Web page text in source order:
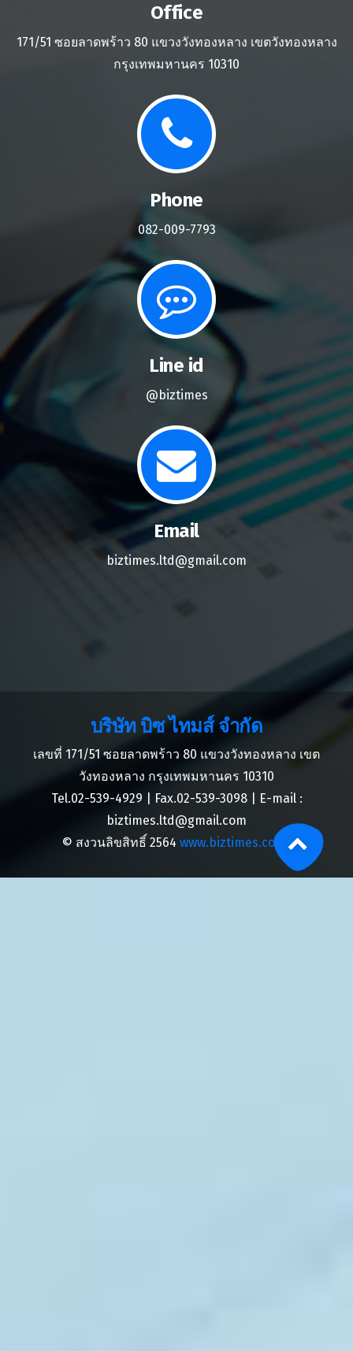
Office
171/51 ซอยลาดพร้าว 80 แขวงวังทองหลาง เขตวังทองหลาง
กรุงเทพมหานคร 10310
Phone
082-009-7793
Line id
@biztimes
Email
biztimes.ltd@gmail.com
บริษัท บิซ ไทมส์ จำกัด
เลขที่ 171/51 ซอยลาดพร้าว 80 แขวงวังทองหลาง เขต
วังทองหลาง กรุงเทพมหานคร 10310
Tel.02-539-4929 | Fax.02-539-3098 | E-mail :
biztimes.ltd@gmail.com
© สงวนลิขสิทธิ์ 2564 www.biztimes.co.th